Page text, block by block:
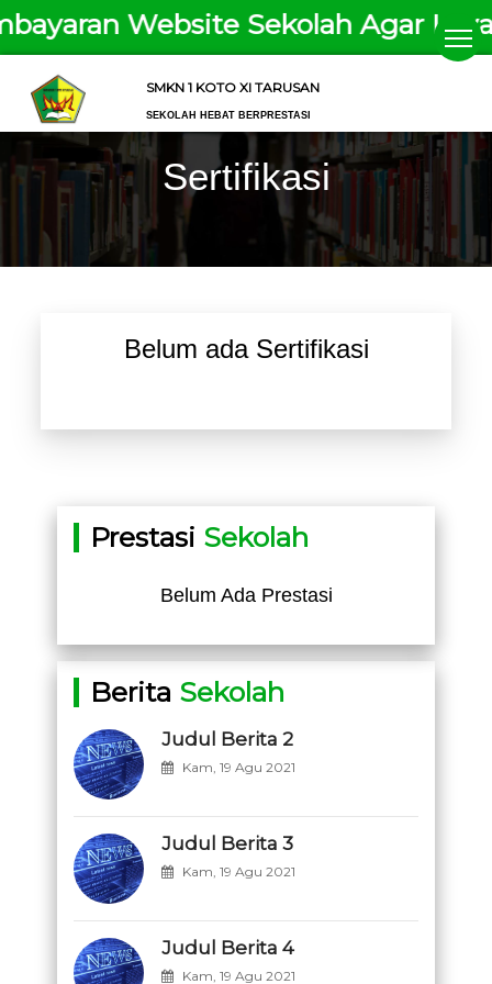
Website Sekolah Agar
SMKN 1 KOTO XI TARUSAN
SEKOLAH HEBAT BERPRESTASI
Sertifikasi
Belum ada Sertifikasi
Prestasi Sekolah
Belum Ada Prestasi
Berita Sekolah
Judul Berita 2
Kam, 19 Agu 2021
Judul Berita 3
Kam, 19 Agu 2021
Judul Berita 4
Kam, 19 Agu 2021